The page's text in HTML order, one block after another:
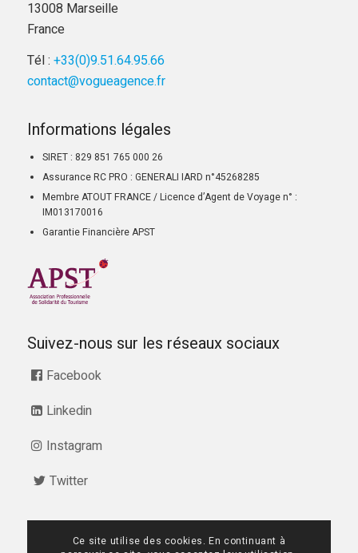
13008 Marseille
France
Tél : +33(0)9.51.64.95.66
contact@vogueagence.fr
Informations légales
SIRET : 829 851 765 000 26
Assurance RC PRO : GENERALI IARD n°45268285
Membre ATOUT FRANCE / Licence d’Agent de Voyage n° :
IM013170016
Garantie Financière APST
Suivez-nous sur les réseaux sociaux
Facebook
Linkedin
Instagram
Twitter
Ce site utilise des cookies. En continuant à